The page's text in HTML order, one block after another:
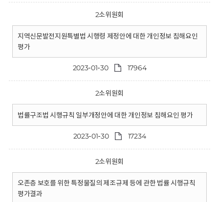
2소위원회
지역신문발전지원특별법 시행령 제정안에 대한 개인정보 침해요인
평가
2023-01-30 17964
2소위원회
법률구조법 시행규칙 일부개정안에 대한 개인정보 침해요인 평가
2023-01-30 17234
2소위원회
오존층 보호를 위한 특정물질의 제조규제 등에 관한 법률 시행규칙
평가결과